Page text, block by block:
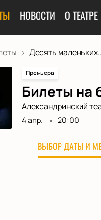
НОВОСТИ О ТЕАТРЕ
Десять
Премьера
Билеты на
Александринский
4 апр.
20:00
ВЫБОР ДАТЫ И